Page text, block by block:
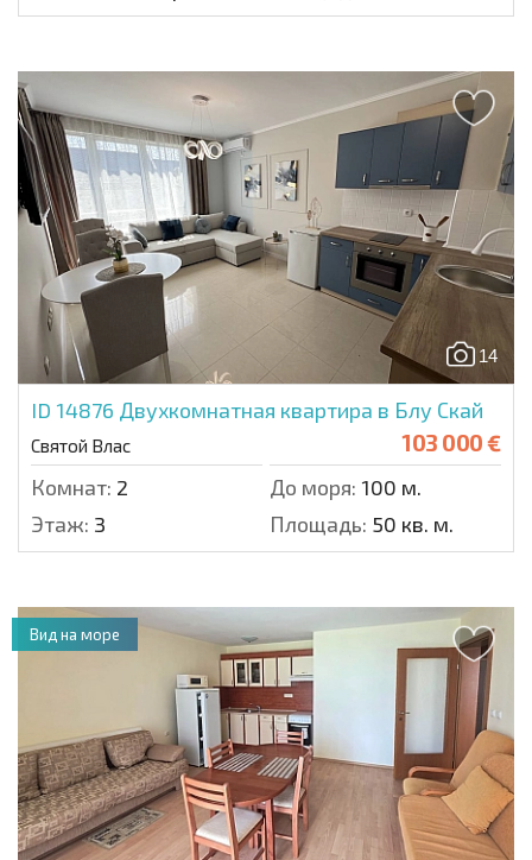
14
ID 14876 Двухкомнатная квартира в Блу Скай
Святой Влас 103 000 €
Комнат: 2 До моря: 100 м.
Этаж: 3 Площадь: 50 кв. м.
Вид на море